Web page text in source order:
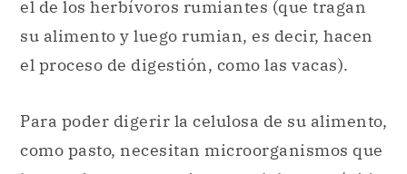
Para poder digerir la celulosa de su alimento,
como pasto, necesitan microorganismos que
les ayuden a convertir esta celulosa en ácido
de energía. Sin estos microorganismos, los
rumiantes no podrían recibir los nutrientes